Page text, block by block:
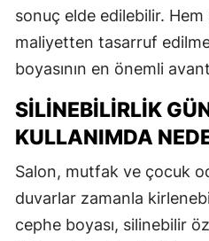
sonuç elde edilebilir.
maliyetten tasarruf
boyasının en önemli
SILINEBILIRLIK
KULLANIMDA
Salon, mutfak ve çocuk
duvarlar zamanla
cephe boyası, silinebilir